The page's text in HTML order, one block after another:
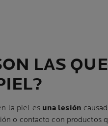
LAS
la piel es una lesión
o contacto con productos